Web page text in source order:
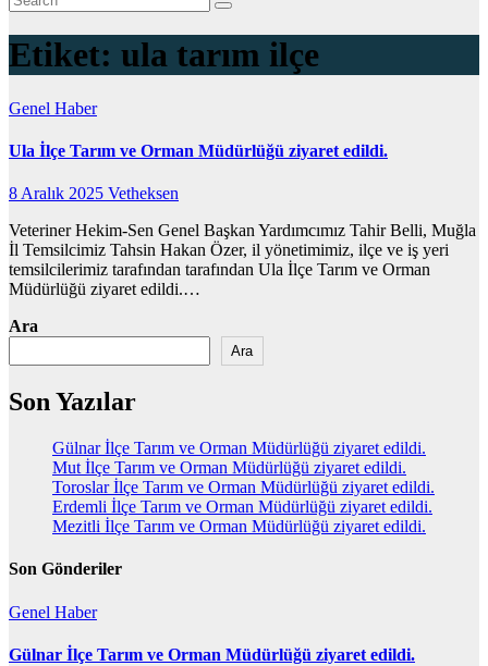
Etiket: ula tarım ilçe
Genel Haber
Ula İlçe Tarım ve Orman Müdürlüğü ziyaret edildi.
8 Aralık 2025 Vetheksen
Veteriner Hekim-Sen Genel Başkan Yardımcımız Tahir Belli, Muğla
İl Temsilcimiz Tahsin Hakan Özer, il yönetimimiz, ilçe ve iş yeri
temsilcilerimiz tarafından tarafından Ula İlçe Tarım ve Orman
Müdürlüğü ziyaret edildi.…
Ara
Ara
Son Yazılar
Gülnar İlçe Tarım ve Orman Müdürlüğü ziyaret edildi.
Mut İlçe Tarım ve Orman Müdürlüğü ziyaret edildi.
Toroslar İlçe Tarım ve Orman Müdürlüğü ziyaret edildi.
Erdemli İlçe Tarım ve Orman Müdürlüğü ziyaret edildi.
Mezitli İlçe Tarım ve Orman Müdürlüğü ziyaret edildi.
Son Gönderiler
Genel Haber
Gülnar İlçe Tarım ve Orman Müdürlüğü ziyaret edildi.